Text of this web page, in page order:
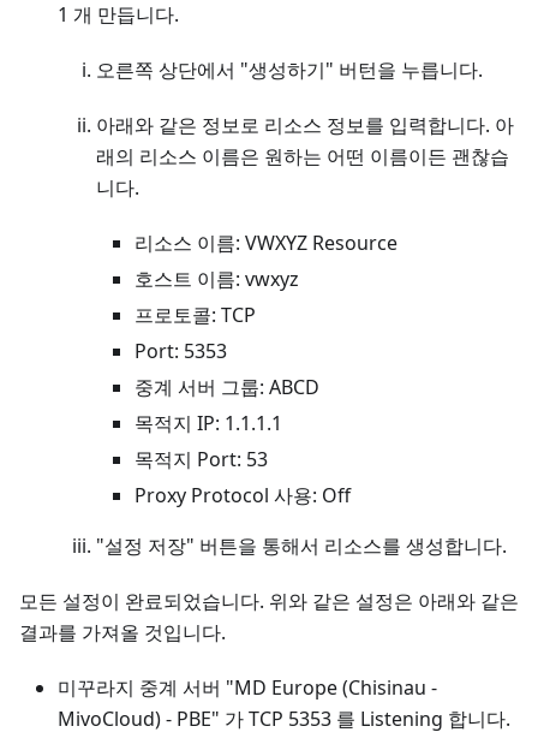
1 개 만듭니다.
오른쪽 상단에서 "생성하기" 버턴을 누릅니다.
아래와 같은 정보로 리소스 정보를 입력합니다. 아
래의 리소스 이름은 원하는 어떤 이름이든 괜찮습
니다.
리소스 이름: VWXYZ Resource
호스트 이름: vwxyz
프로토콜: TCP
Port: 5353
중계 서버 그룹: ABCD
목적지 IP: 1.1.1.1
목적지 Port: 53
Proxy Protocol 사용: Off
"설정 저장" 버튼을 통해서 리소스를 생성합니다.
모든 설정이 완료되었습니다. 위와 같은 설정은 아래와 같은
결과를 가져올 것입니다.
미꾸라지 중계 서버 "MD Europe (Chisinau -
MivoCloud) - PBE" 가 TCP 5353 를 Listening 합니다.